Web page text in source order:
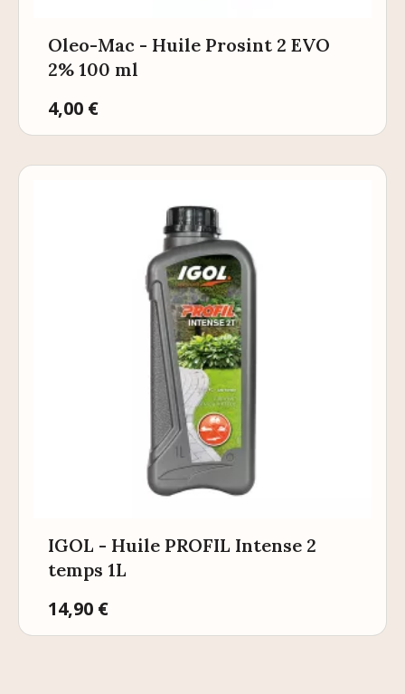
Oleo-Mac - Huile Prosint 2 EVO
2% 100 ml
Prix
4,00 €
IGOL - Huile PROFIL Intense 2
temps 1L
Prix
14,90 €